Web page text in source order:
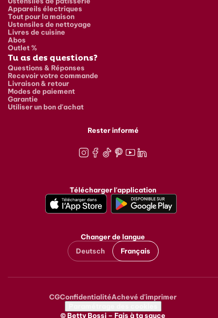
Appareils électriques
Tout pour la maison
Ustensiles de nettoyage
Livres de cuisine
Abos
Outlet %
Tu as des questions?
Questions & Réponses
Recevoir votre commande
Livraison & retour
Modes de paiement
Garantie
Utiliser un bon d'achat
Rester informé
Télécharger l'application
Changer de langue
Deutsch
Français
Metanavigation
CGConfidentialitéAchevé d'imprimer
© Betty Bossi – Fais à ta sauce